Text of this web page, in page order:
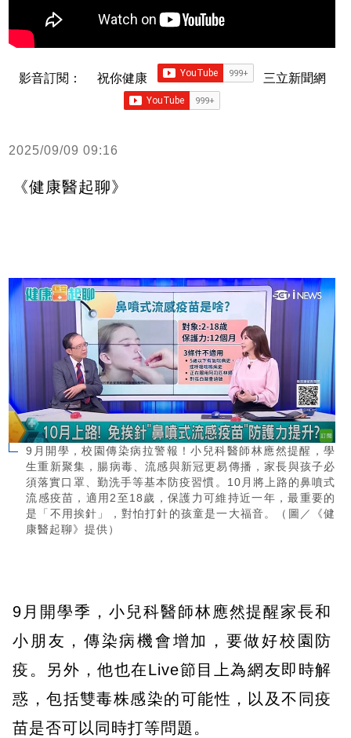
影音訂閱： 祝你健康 三立新聞網
2025/09/09 09:16
《健康醫起聊》
9月開學，校園傳染病拉警報！小兒科醫師林應然提醒，學
生重新聚集，腸病毒、流感與新冠更易傳播，家長與孩子必
須落實口罩、勤洗手等基本防疫習慣。10月將上路的鼻噴式
流感疫苗，適用2至18歲，保護力可維持近一年，最重要的
是「不用挨針」，對怕打針的孩童是一大福音。（圖／《健
康醫起聊》提供）
9月開學季，小兒科醫師林應然提醒家長和
小朋友，傳染病機會增加，要做好校園防
疫。另外，他也在Live節目上為網友即時解
惑，包括雙毒株感染的可能性，以及不同疫
苗是否可以同時打等問題。